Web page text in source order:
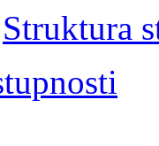
Struktura